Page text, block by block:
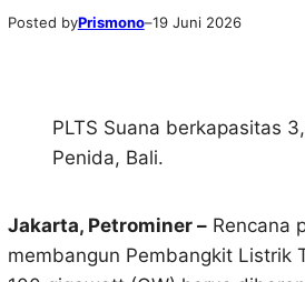
Posted byPrismono–19 Juni 2026
PLTS Suana berkapasitas
Penida, Bali.
Jakarta, Petrominer –Rencana
membangun Pembangkit Listrik